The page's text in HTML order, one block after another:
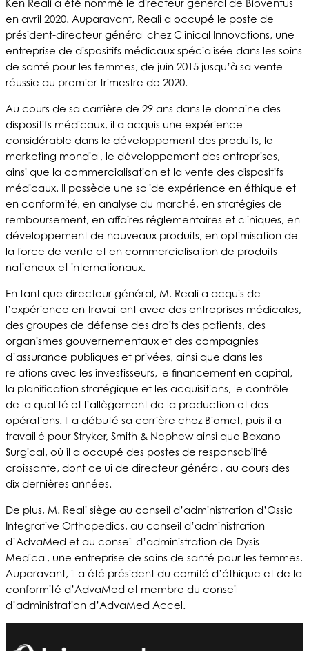
Ken Reali a été nommé le directeur général de Bioventus
en avril 2020. Auparavant, Reali a occupé le poste de
président-directeur général chez Clinical Innovations, une
entreprise de dispositifs médicaux spécialisée dans les soins
de santé pour les femmes, de juin 2015 jusqu’à sa vente
réussie au premier trimestre de 2020.
Au cours de sa carrière de 29 ans dans le domaine des
dispositifs médicaux, il a acquis une expérience
considérable dans le développement des produits, le
marketing mondial, le développement des entreprises,
ainsi que la commercialisation et la vente des dispositifs
médicaux. Il possède une solide expérience en éthique et
en conformité, en analyse du marché, en stratégies de
remboursement, en affaires réglementaires et cliniques, en
développement de nouveaux produits, en optimisation de
la force de vente et en commercialisation de produits
nationaux et internationaux.
En tant que directeur général, M. Reali a acquis de
l’expérience en travaillant avec des entreprises médicales,
des groupes de défense des droits des patients, des
organismes gouvernementaux et des compagnies
d’assurance publiques et privées, ainsi que dans les
relations avec les investisseurs, le financement en capital,
la planification stratégique et les acquisitions, le contrôle
de la qualité et l’allègement de la production et des
opérations. Il a débuté sa carrière chez Biomet, puis il a
travaillé pour Stryker, Smith & Nephew ainsi que Baxano
Surgical, où il a occupé des postes de responsabilité
croissante, dont celui de directeur général, au cours des
dix dernières années.
De plus, M. Reali siège au conseil d’administration d’Ossio
Integrative Orthopedics, au conseil d’administration
d’AdvaMed et au conseil d’administration de Dysis
Medical, une entreprise de soins de santé pour les femmes.
Auparavant, il a été président du comité d’éthique et de la
conformité d’AdvaMed et membre du conseil
d’administration d’AdvaMed Accel.